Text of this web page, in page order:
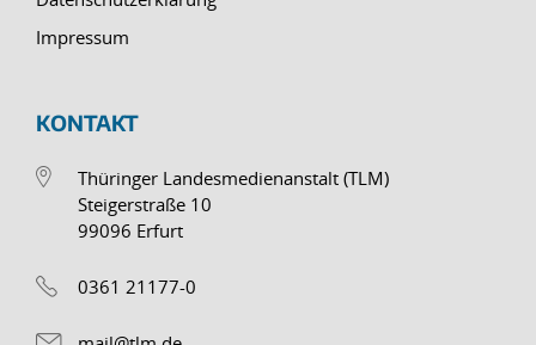
Impressum
KONTAKT
Thüringer Landesmedienanstalt (TLM)
Steigerstraße 10
99096 Erfurt
0361 21177-0